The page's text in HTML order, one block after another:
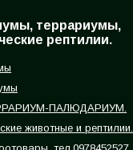
террариумы,
рептилии.
ПАЛЮДАРИУМ.
животные и рептилии.